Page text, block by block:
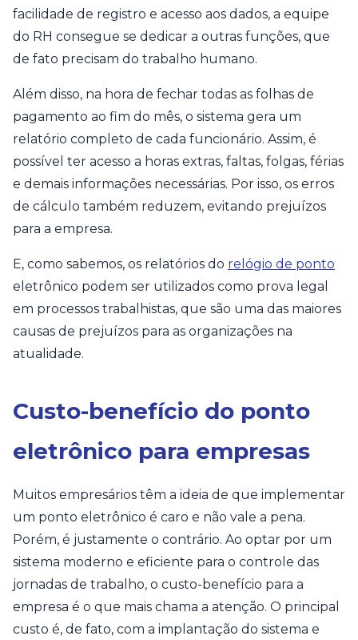
facilidade de registro e acesso aos dados, a equipe
do RH consegue se dedicar a outras funções, que
de fato precisam do trabalho humano.
Além disso, na hora de fechar todas as folhas de
pagamento ao fim do mês, o sistema gera um
relatório completo de cada funcionário. Assim, é
possível ter acesso a horas extras, faltas, folgas, férias
e demais informações necessárias. Por isso, os erros
de cálculo também reduzem, evitando prejuízos
para a empresa.
E, como sabemos, os relatórios do relógio de ponto
eletrônico podem ser utilizados como prova legal
em processos trabalhistas, que são uma das maiores
causas de prejuízos para as organizações na
atualidade.
Custo-benefício do ponto
eletrônico para empresas
Muitos empresários têm a ideia de que implementar
um ponto eletrônico é caro e não vale a pena.
Porém, é justamente o contrário. Ao optar por um
sistema moderno e eficiente para o controle das
jornadas de trabalho, o custo-benefício para a
empresa é o que mais chama a atenção. O principal
custo é, de fato, com a implantação do sistema e